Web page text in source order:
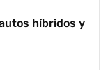
híbridos y